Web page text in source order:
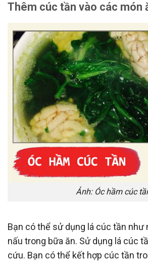
Thêm cúc tần vào các món
Ảnh: Óc hầm cúc
Bạn có thể sử dụng lá cúc tần như
nấu trong bữa ăn. Sử dụng lá cúc
cứu. Bạn có thể kết hợp cúc tần